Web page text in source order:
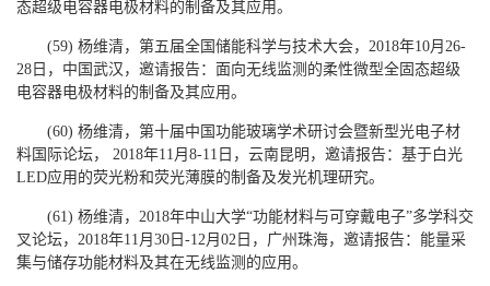
态超级电容器电极材料的制备及其应用。
(59) 杨维清，第五届全国储能科学与技术大会，2018年10月26-
28日，中国武汉，邀请报告：面向无线监测的柔性微型全固态超级
电容器电极材料的制备及其应用。
(60) 杨维清，第十届中国功能玻璃学术研讨会暨新型光电子材
料国际论坛， 2018年11月8-11日，云南昆明，邀请报告：基于白光
LED应用的荧光粉和荧光薄膜的制备及发光机理研究。
(61) 杨维清，2018年中山大学“功能材料与可穿戴电子”多学科交
叉论坛，2018年11月30日-12月02日，广州珠海，邀请报告：能量采
集与储存功能材料及其在无线监测的应用。